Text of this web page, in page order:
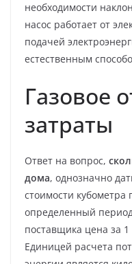
необходимости
насос работает от
подачей
естественным
Газовое
затраты
Ответ на вопрос,
дома, однозначно
стоимости кубометра
определенный
поставщика цена за
Единицей расчета